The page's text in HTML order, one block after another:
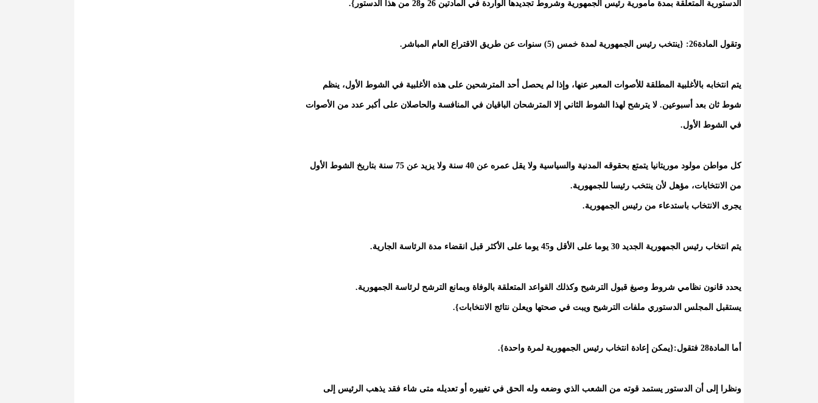
الدستورية المتعلقة بمدة مأمورية رئيس الجمهورية وشروط تجديدها الواردة في المادتين 26 و28 من هذا الدستور}.
وتقول المادة26: {ينتخب رئيس الجمهورية لمدة خمس (5) سنوات عن طريق الاقتراع العام المباشر.
يتم انتخابه بالأغلبية المطلقة للأصوات المعبر عنها، وإذا لم يحصل أحد المترشحين على هذه الأغلبية في الشوط الأول، ينظم
شوط ثان بعد أسبوعين. لا يترشح لهذا الشوط الثاني إلا المترشحان الباقيان في المنافسة والحاصلان على أكبر عدد من الأصوات
في الشوط الأول.
كل مواطن مولود موريتانيا يتمتع بحقوقه المدنية والسياسية ولا يقل عمره عن 40 سنة ولا يزيد عن 75 سنة بتاريخ الشوط الأول
من الانتخابات، مؤهل لأن ينتخب رئيسا للجمهورية.
يجرى الانتخاب باستدعاء من رئيس الجمهورية.
يتم انتخاب رئيس الجمهورية الجديد 30 يوما على الأقل و45 يوما على الأكثر قبل انقضاء مدة الرئاسة الجارية.
يحدد قانون نظامي شروط وصيغ قبول الترشيح وكذلك القواعد المتعلقة بالوفاة وبمانع الترشح لرئاسة الجمهورية.
يستقبل المجلس الدستوري ملفات الترشيح ويبت في صحتها ويعلن نتائج الانتخابات}.
أما المادة28 فتقول:{يمكن إعادة انتخاب رئيس الجمهورية لمرة واحدة}.
ونظرا إلى أن الدستور يستمد قوته من الشعب الذي وضعه وله الحق في تغييره أو تعديله متى شاء فقد يذهب الرئيس إلى